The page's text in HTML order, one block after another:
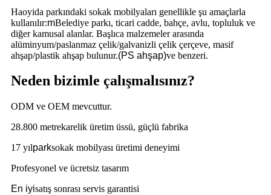
Haoyida parkındaki sokak mobilyaları genellikle şu amaçlarla
kullanılır:mBelediye parkı, ticari cadde, bahçe, avlu, topluluk ve
diğer kamusal alanlar. Başlıca malzemeler arasında
alüminyum/paslanmaz çelik/galvanizli çelik çerçeve, masif
ahşap/plastik ahşap bulunur.(PS ahşap)ve benzeri.
Neden bizimle çalışmalısınız?
ODM ve OEM mevcuttur.
28.800 metrekarelik üretim üssü, güçlü fabrika
17 yılparksokak mobilyası üretimi deneyimi
Profesyonel ve ücretsiz tasarım
En iyisatış sonrası servis garantisi